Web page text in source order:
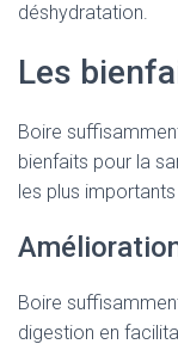
déshydratation.
Les
Boire
bienfaits pour la
les plus
Boire
digestion en